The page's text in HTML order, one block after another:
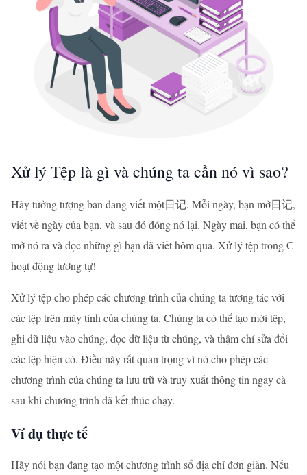
Xử lý Tệp là gì và chúng ta cần nó vì sao?
Hãy tưởng tượng bạn đang viết một日记. Mỗi ngày, bạn mở日记,
viết về ngày của bạn, và sau đó đóng nó lại. Ngày mai, bạn có thể
mở nó ra và đọc những gì bạn đã viết hôm qua. Xử lý tệp trong C
hoạt động tương tự!
Xử lý tệp cho phép các chương trình của chúng ta tương tác với
các tệp trên máy tính của chúng ta. Chúng ta có thể tạo mới tệp,
ghi dữ liệu vào chúng, đọc dữ liệu từ chúng, và thậm chí sửa đổi
các tệp hiện có. Điều này rất quan trọng vì nó cho phép các
chương trình của chúng ta lưu trữ và truy xuất thông tin ngay cả
sau khi chương trình đã kết thúc chạy.
Ví dụ thực tế
Hãy nói bạn đang tạo một chương trình sổ địa chỉ đơn giản. Nếu